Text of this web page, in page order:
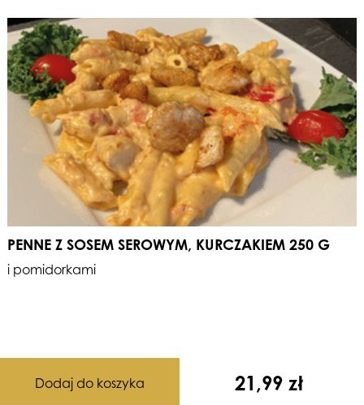
PENNE Z SOSEM SEROWYM, KURCZAKIEM 250 G
i pomidorkami
21,99 zł
Dodaj do koszyka